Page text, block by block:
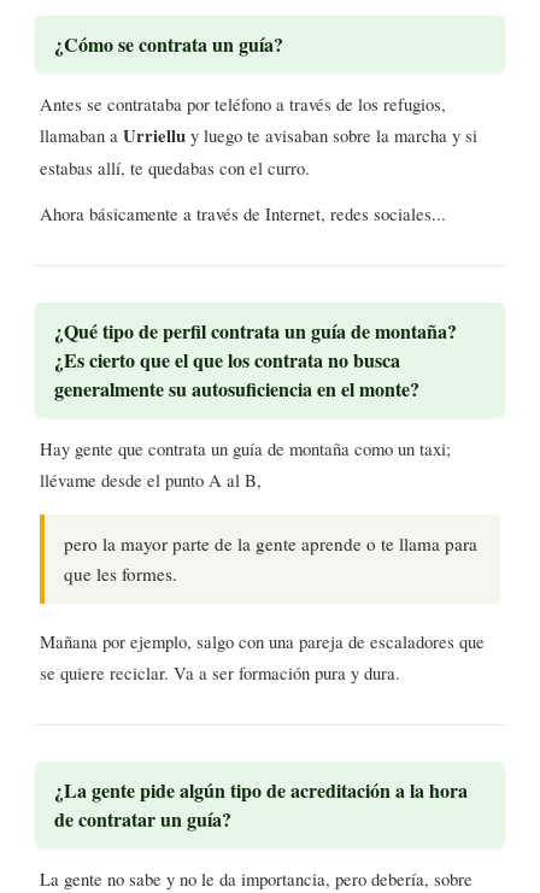
¿Cómo se contrata un guía?
Antes se contrataba por teléfono a través de los refugios,
llamaban a Urriellu y luego te avisaban sobre la marcha y si
estabas allí, te quedabas con el curro.
Ahora básicamente a través de Internet, redes sociales...
¿Qué tipo de perfil contrata un guía de montaña?
¿Es cierto que el que los contrata no busca
generalmente su autosuficiencia en el monte?
Hay gente que contrata un guía de montaña como un taxi;
llévame desde el punto A al B,
pero la mayor parte de la gente aprende o te llama para
que les formes.
Mañana por ejemplo, salgo con una pareja de escaladores que
se quiere reciclar. Va a ser formación pura y dura.
¿La gente pide algún tipo de acreditación a la hora
de contratar un guía?
La gente no sabe y no le da importancia, pero debería, sobre